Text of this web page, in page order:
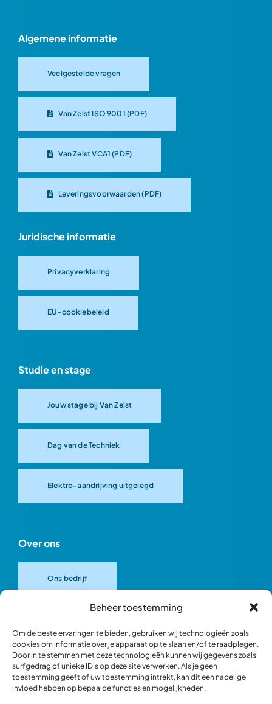
Beheer toestemming
Om de beste ervaringen te bieden, gebruiken wij technologieën zoals
cookies om informatie over je apparaat op te slaan en/of te raadplegen.
Door in te stemmen met deze technologieën kunnen wij gegevens zoals
surfgedrag of unieke ID's op deze site verwerken. Als je geen
toestemming geeft of uw toestemming intrekt, kan dit een nadelige
invloed hebben op bepaalde functies en mogelijkheden.
Algemene informatie
Veelgestelde vragen
Van Zelst ISO 9001 (PDF)
Van Zelst VCA1 (PDF)
Leveringsvoorwaarden (PDF)
Juridische informatie
Privacyverklaring
EU-cookiebeleid
Studie en stage
Jouw stage bij Van Zelst
Dag van de Techniek
Elektro-aandrijving uitgelegd
Over ons
Ons bedrijf
Ons team